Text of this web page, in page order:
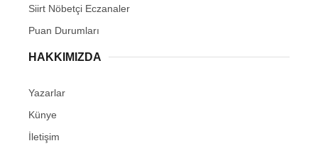
Siirt Nöbetçi Eczanaler
Puan Durumları
HAKKIMIZDA
Yazarlar
Künye
İletişim